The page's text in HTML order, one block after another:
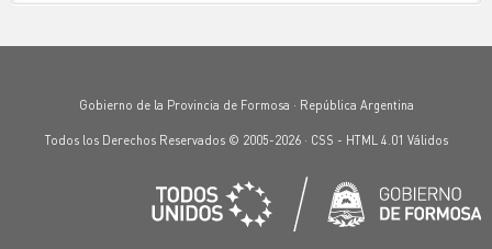
Gobierno de la Provincia de Formosa · República Argentina
Todos los Derechos Reservados © 2005-2026 · CSS - HTML 4.01 Válidos